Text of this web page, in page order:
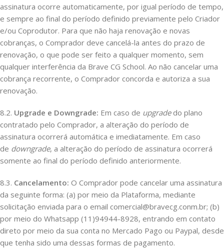
assinatura ocorre automaticamente, por igual período de tempo,
e sempre ao final do período definido previamente pelo Criador
e/ou Coprodutor. Para que não haja renovação e novas
cobranças, o Comprador deve cancelá-la antes do prazo de
renovação, o que pode ser feito a qualquer momento, sem
qualquer interferência da Brave CG School. Ao não cancelar uma
cobrança recorrente, o Comprador concorda e autoriza a sua
renovação.
8.2. Upgrade e Downgrade: Em caso de upgrade do plano
contratado pelo Comprador, a alteração do período de
assinatura ocorrerá automática e imediatamente. Em caso
de downgrade, a alteração do período de assinatura ocorrerá
somente ao final do período definido anteriormente.
8.3. Cancelamento: O Comprador pode cancelar uma assinatura
da seguinte forma: (a) por meio da Plataforma, mediante
solicitação enviada para o email comercial@bravecg.conm.br; (b)
por meio do Whatsapp (11)94944-8928, entrando em contato
direto por meio da sua conta no Mercado Pago ou Paypal, desde
que tenha sido uma dessas formas de pagamento.